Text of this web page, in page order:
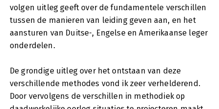
volgen uitleg geeft over de fundamentele verschillen
tussen de manieren van leiding geven aan, en het
aansturen van Duitse-, Engelse en Amerikaanse leger
onderdelen.
De grondige uitleg over het ontstaan van deze
verschillende methodes vond ik zeer verhelderend.
Door vervolgens de verschillen in methodiek op